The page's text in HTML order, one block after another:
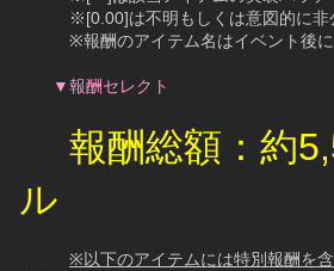
※[0.00]は不明もしくは意図的に非公
※報酬のアイテム名はイベント後に
▼報酬セレクト
報酬総額：約
ル
※以下のアイテムには特別報酬を